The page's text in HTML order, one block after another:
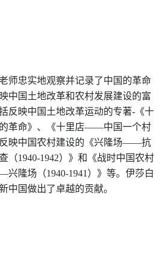
师忠实地观察并记录了中国的革命
中国土地改革和农村发展建设的富
反映中国土地改革运动的专著-《十
革命》、《十里店——中国一个村
映中国农村建设的《兴隆场——抗
（1940-1942）》和《战时中国农村
隆场（1940-1941）》等。伊莎白
中国做出了卓越的贡献。